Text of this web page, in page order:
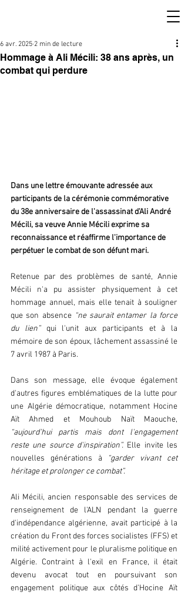
Hommage à Ali Mécili: 38 ans après, un
combat qui perdure
6 avr. 2025 2 min de lecture
Dans une lettre émouvante adressée aux
participants de la cérémonie commémorative
du 38e anniversaire de l'assassinat d'Ali André
Mécili, sa veuve Annie Mécili exprime sa
reconnaissance et réaffirme l'importance de
perpétuer le combat de son défunt mari.
Retenue par des problèmes de santé, Annie
Mécili n'a pu assister physiquement à cet
hommage annuel, mais elle tenait à souligner
que son absence “ne saurait entamer la force
du lien” qui l'unit aux participants et à la
mémoire de son époux, lâchement assassiné le
7 avril 1987 à Paris.
Dans son message, elle évoque également
d'autres figures emblématiques de la lutte pour
une Algérie démocratique, notamment Hocine
“aujourd'hui partis mais dont l'engagement
reste une source d'inspiration”. Elle invite les
nouvelles générations à
“garder vivant cet
héritage et prolonger ce combat”.
Ali Mécili, ancien responsable des services de
renseignement de l'ALN pendant la guerre
d'indépendance algérienne, avait participé à la
création du Front des forces socialistes (FFS) et
milité activement pour le pluralisme politique en
Algérie. Contraint à l'exil en France, il était
devenu avocat tout en poursuivant son
engagement politique aux côtés d'Hocine Aït